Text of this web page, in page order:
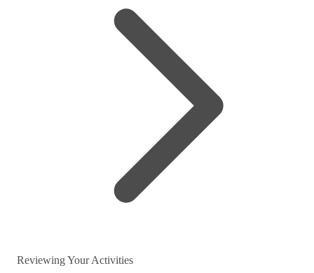
Reviewing Your Activities